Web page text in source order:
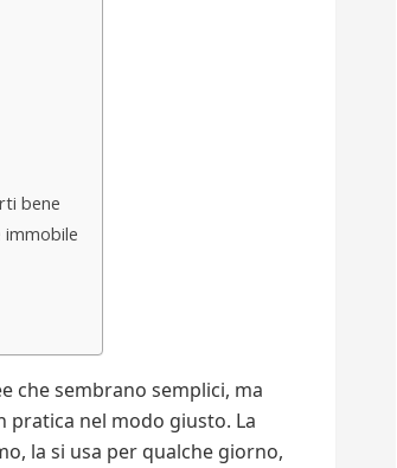
bene
immobile
che sembrano semplici, ma
pratica nel modo giusto. La
la si usa per qualche giorno,